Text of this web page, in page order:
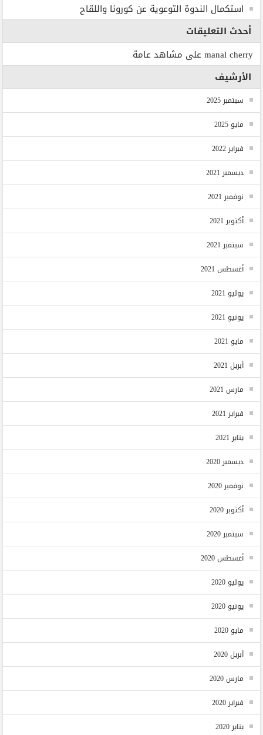
استكمال الندوة التوعوية عن كورونا واللقاح
أحدث التعليقات
manal cherry على مشاهد عامة
الأرشيف
سبتمبر 2025
مايو 2025
فبراير 2022
ديسمبر 2021
نوفمبر 2021
أكتوبر 2021
سبتمبر 2021
أغسطس 2021
يوليو 2021
يونيو 2021
مايو 2021
أبريل 2021
مارس 2021
فبراير 2021
يناير 2021
ديسمبر 2020
نوفمبر 2020
أكتوبر 2020
سبتمبر 2020
أغسطس 2020
يوليو 2020
يونيو 2020
مايو 2020
أبريل 2020
مارس 2020
فبراير 2020
يناير 2020